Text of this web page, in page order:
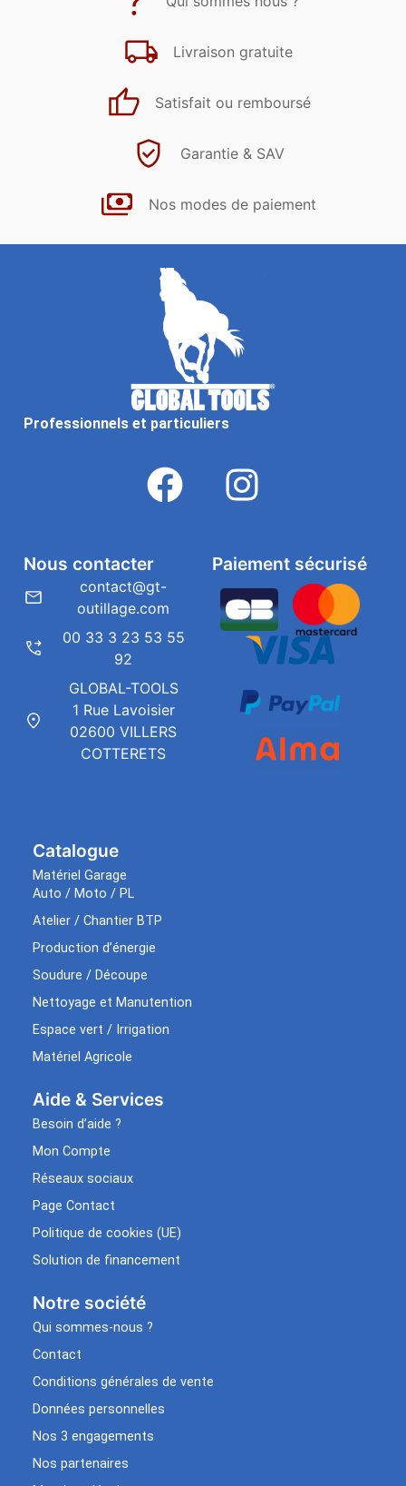
Livraison gratuite
Satisfait ou remboursé
Garantie & SAV
Nos modes de paiement
Professionnels et particuliers
Catalogue
Matériel Garage
Auto / Moto / PL
Atelier / Chantier BTP
Production d’énergie
Soudure / Découpe
Nettoyage et Manutention
Espace vert / Irrigation
Matériel Agricole
Aide & Services​
Besoin d’aide ?
Mon Compte
Réseaux sociaux
Page Contact
Politique de cookies (UE)
Solution de financement
Notre société
Qui sommes-nous ?
Contact
Conditions générales de vente
Données personnelles
Nos 3 engagements
Nos partenaires
Paiement sécurisé
Nous contacter
contact@gt-
outillage.com
00 33 3 23 53 55
92
GLOBAL-TOOLS
1 Rue Lavoisier
02600 VILLERS
COTTERETS